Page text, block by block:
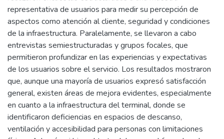
representativa de usuarios para medir su percepción de
aspectos como atención al cliente, seguridad y condiciones
de la infraestructura. Paralelamente, se llevaron a cabo
entrevistas semiestructuradas y grupos focales, que
permitieron profundizar en las experiencias y expectativas
de los usuarios sobre el servicio. Los resultados mostraron
que, aunque una mayoría de usuarios expresó satisfacción
general, existen áreas de mejora evidentes, especialmente
en cuanto a la infraestructura del terminal, donde se
identificaron deficiencias en espacios de descanso,
ventilación y accesibilidad para personas con limitaciones